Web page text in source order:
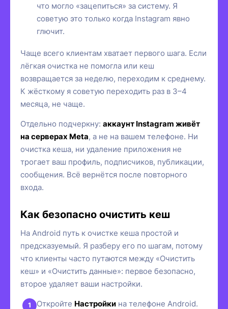
что могло «зацепиться» за систему. Я
советую это только когда Instagram явно
глючит.
Чаще всего клиентам хватает первого шага. Если
лёгкая очистка не помогла или кеш
возвращается за неделю, переходим к среднему.
К жёсткому я советую переходить раз в 3–4
месяца, не чаще.
Отдельно подчеркну: аккаунт Instagram живёт
на серверах Meta, а не на вашем телефоне. Ни
очистка кеша, ни удаление приложения не
трогает ваш профиль, подписчиков, публикации,
сообщения. Всё вернётся после повторного
входа.
Как безопасно очистить кеш
На Android путь к очистке кеша простой и
предсказуемый. Я разберу его по шагам, потому
что клиенты часто путаются между «Очистить
кеш» и «Очистить данные»: первое безопасно,
второе удаляет ваши настройки.
Откройте Настройки на телефоне Android.